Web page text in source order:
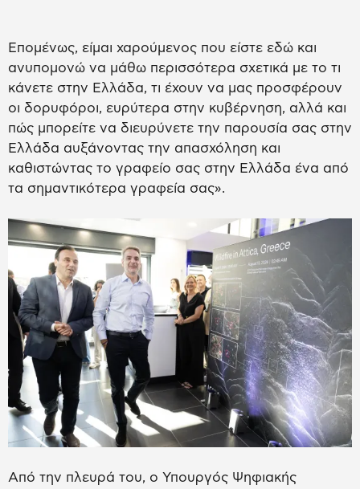
Επομένως, είμαι χαρούμενος που είστε εδώ και
ανυπομονώ να μάθω περισσότερα σχετικά με το τι
κάνετε στην Ελλάδα, τι έχουν να μας προσφέρουν
οι δορυφόροι, ευρύτερα στην κυβέρνηση, αλλά και
πώς μπορείτε να διευρύνετε την παρουσία σας στην
Ελλάδα αυξάνοντας την απασχόληση και
καθιστώντας το γραφείο σας στην Ελλάδα ένα από
τα σημαντικότερα γραφεία σας».
Από την πλευρά του, ο Υπουργός Ψηφιακής